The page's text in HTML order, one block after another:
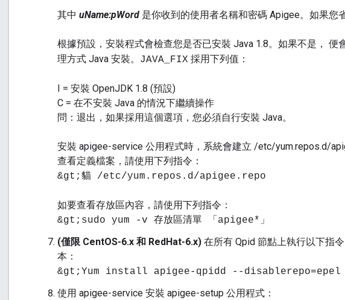
其中 uName:pWord 是你收到的使用者名稱和密碼 Apigee。如果您
根據預設，安裝程式會檢查您是否已安裝 Java 1.8。如果不是， 便
理方式 Java 安裝。 JAVA_FIX 採用下列值：
I = 安裝 OpenJDK 1.8 (預設)
C = 在不安裝 Java 的情況下繼續操作
問：退出，如果採用這個選項，您必須自行安裝 Java。
安裝 apigee-service 公用程式時，系統會建立 /etc/yum.repos.d/
查看定義檔案，請使用下列指令：
&gt;貓 /etc/yum.repos.d/apigee.repo
如要查看存放區內容，請使用下列指令：
&gt;sudo yum -v 存放區清單 「apigee*」
(僅限 CentOS-6.x 和 RedHat-6.x) 在所有 Qpid 節點上執行以下指
本：
&gt;Yum install apigee-qpidd --disablerepo=epel
使用 apigee-service 安裝 apigee-setup 公用程式：